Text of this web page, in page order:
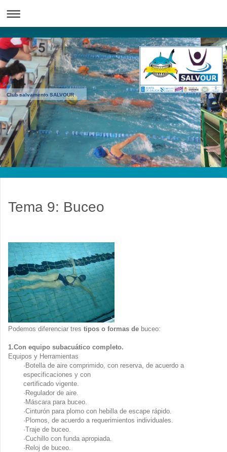
Club salvamento SALVOUR
Tema 9: Buceo
Podemos diferenciar tres tipos o formas de buceo:
1.Con equipo subacuático completo.
Equipos y Herramientas
·Botella de aire comprimido, con reserva, de acuerdo a
especificaciones y con
certificado vigente.
·Regulador de aire.
·Máscara para buceo.
·Cinturón para plomo con hebilla de escape rápido.
·Plomos, de acuerdo a requerimientos individuales.
·Traje de buceo.
·Cuchillo con funda apropiada.
·Reloj de buceo.